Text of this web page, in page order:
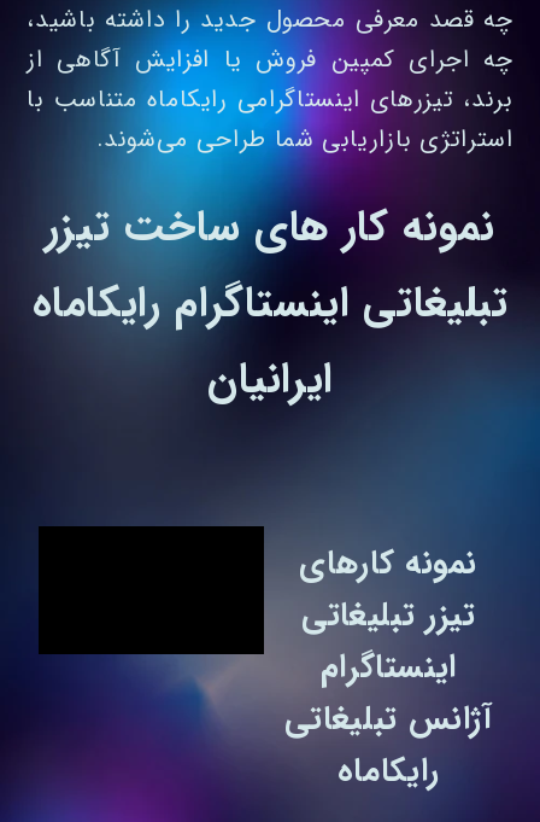
چه قصد معرفی محصول جدید را داشته باشید،
چه اجرای کمپین فروش یا افزایش آگاهی از
برند، تیزرهای اینستاگرامی رایکاماه متناسب با
استراتژی بازاریابی شما طراحی می‌شوند.
نمونه کار های ساخت تیزر
تبلیغاتی اینستاگرام رایکاماه
ایرانیان
نمونه کارهای
تیزر تبلیغاتی
اینستاگرام
آژانس تبلیغاتی
رایکاماه